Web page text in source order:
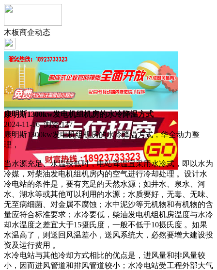
木板商企动态
康明斯1300kw发电机组机房的水冷降温方式
2024-11-16 浏览:137
康明斯1300kw发电机组机房的水冷降温方式，华全动力整
理，
当水源充足、水温较低时，电站降温宜采用水冷式，即以水为
冷媒，对柴油发电机组机房内的空气进行冷却处理 。设计水
冷电站的条件是，要有充足的天然水源；如井水、泉水、河
水、湖水等或其他可以利用的水源；水质要好，无毒、无味、
无至病细菌、对金属不腐蚀；水中泥沙等无机物和有机物的含
量应符合标准要求；水冷要低，柴油发电机组机房温度与水冷
却水温度之差宜大于15摄氏度，一般不低于10摄氏度 。如果
水温高了，则送回风温差小，送风系统大，必然要增大建设投
资及运行费用 。
水冷电站与其他冷却方式相比的优点是，进风量和排风量较
小，因而进风管道和排风管道较小；水冷电站受工程外部大气